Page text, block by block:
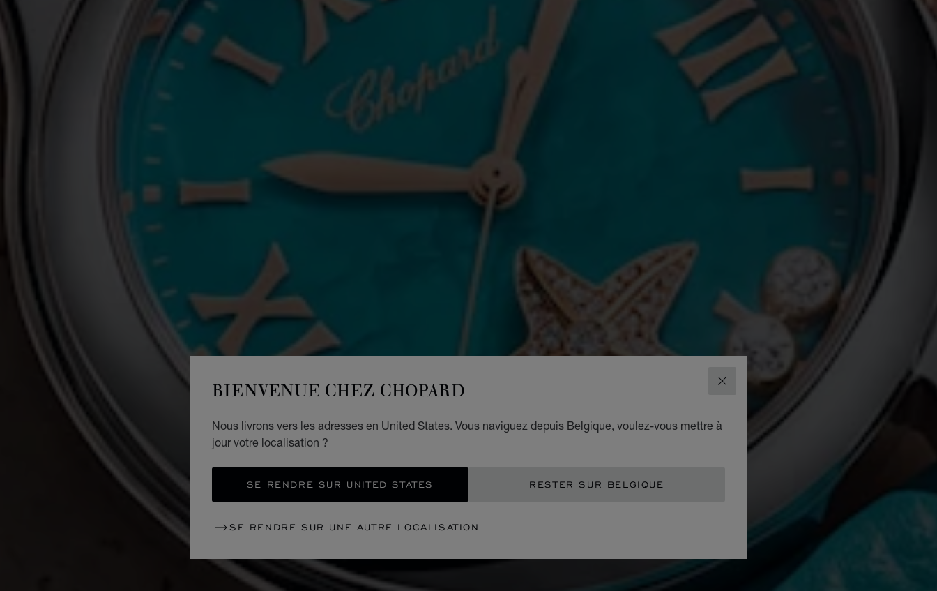
FERMER
BIENVENUE CHEZ CHOPARD
Nous livrons vers les adresses en United States. Vous naviguez depuis Belgique, voulez-vous mettre à
jour votre localisation ?
SE RENDRE SUR UNITED STATES RESTER SUR BELGIQUE
SE RENDRE SUR UNE AUTRE LOCALISATION